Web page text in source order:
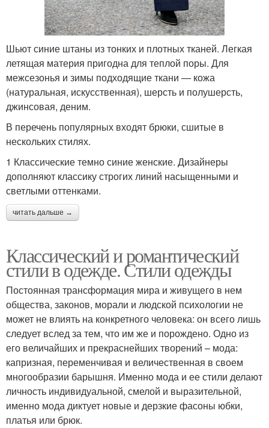
Шьют синие штаны из тонких и плотных тканей. Легкая
летящая материя пригодна для теплой поры. Для
межсезонья и зимы подходящие ткани — кожа
(натуральная, искусственная), шерсть и полушерсть,
джинсовая, деним.
В перечень популярных входят брюки, сшитые в
нескольких стилях.
1 Классические темно синие женские. Дизайнеры
дополняют классику строгих линий насыщенными и
светлыми оттенками.
читать дальше →
Классический и романтический
стили в одежде. Стили одежды
Постоянная трансформация мира и живущего в нем
общества, законов, морали и людской психологии не
может не влиять на конкретного человека: он всего лишь
следует вслед за тем, что им же и порождено. Одно из
его величайших и прекраснейших творений – мода:
капризная, переменчивая и величественная в своем
многообразии барышня. Именно мода и ее стили делают
личность индивидуальной, смелой и выразительной,
именно мода диктует новые и дерзкие фасоны юбки,
платья или брюк.